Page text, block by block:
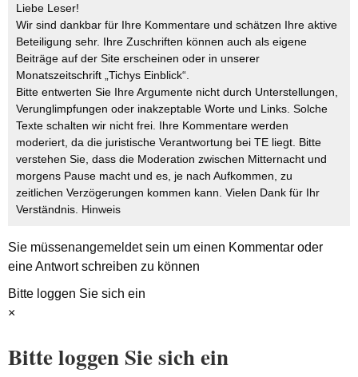
Liebe Leser!
Wir sind dankbar für Ihre Kommentare und schätzen Ihre aktive
Beteiligung sehr. Ihre Zuschriften können auch als eigene
Beiträge auf der Site erscheinen oder in unserer
Monatszeitschrift „Tichys Einblick“.
Bitte entwerten Sie Ihre Argumente nicht durch Unterstellungen,
Verunglimpfungen oder inakzeptable Worte und Links. Solche
Texte schalten wir nicht frei. Ihre Kommentare werden
moderiert, da die juristische Verantwortung bei TE liegt. Bitte
verstehen Sie, dass die Moderation zwischen Mitternacht und
morgens Pause macht und es, je nach Aufkommen, zu
zeitlichen Verzögerungen kommen kann. Vielen Dank für Ihr
Verständnis. Hinweis
Sie müssenangemeldetsein um einen Kommentar oder
eine Antwort schreiben zu können
Bitte loggen Sie sich ein
×
Bitte loggen Sie sich ein